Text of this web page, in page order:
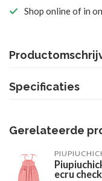
Shop online of in
Specificaties
Gerelateerde
ecru